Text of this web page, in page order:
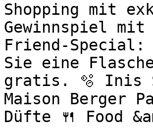
Shopping mit
Gewinnspiel mit
Friend-Special:
Sie eine
gratis. 🫧 Inis
Maison Berger
Düfte 🍴 Food